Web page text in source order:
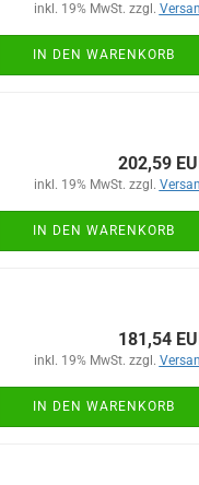
inkl. 19% MwSt. zzgl.
IN DEN WARENKORB
202,59
inkl. 19% MwSt. zzgl.
IN DEN WARENKORB
181,54
inkl. 19% MwSt. zzgl.
IN DEN WARENKORB